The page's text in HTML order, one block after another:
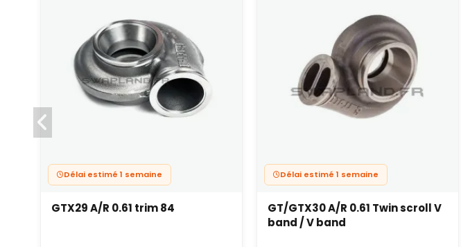
Délai estimé 1 semaine
GTX29 A/R 0.61 trim 84
Délai estimé 1 semaine
GT/GTX30 A/R 0.61 Twin scroll V
band / V band